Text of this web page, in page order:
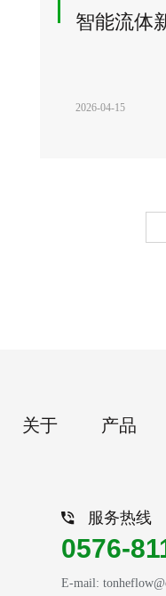
智能流体
2026-04-15
关于 产品
服务热线
0576-
E-mail: